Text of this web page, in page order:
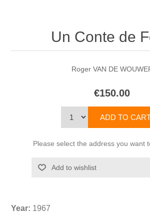
Un Conte de
Roger VAN DE
€150.00
Please select the address you want
Year: 1967